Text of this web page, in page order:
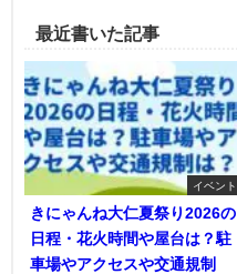
最近書いた記事
イベント
きにゃんね大仁夏祭り2026の
日程・花火時間や屋台は？駐
車場やアクセスや交通規制